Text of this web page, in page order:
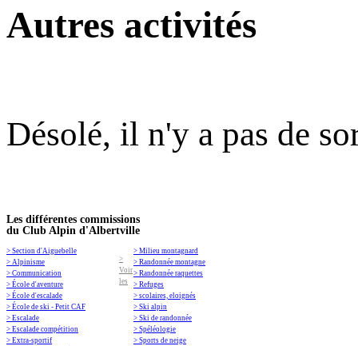
Autres activités
Désolé, il n'y a pas de
Les différentes commissions
du Club Alpin d'Albertville
> Section d'Aiguebelle
> Alpinisme
> Communication
> École d'aventure
> École d'escalade
> École de ski - Petit CAF
> Escalade
> Escalade compétition
> Extra-sportif
> Milieu montagnard
> Randonnée montagne
> Randonnée raquettes
> Refuges
> scolaires, eloignés
> Ski alpin
> Ski de randonnée
> Spéléologie
> Sports de neige
>
Voir
les